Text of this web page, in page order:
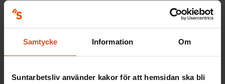
Samtycke Information Om
Suntarbetsliv använder kakor för att hemsidan ska bli
– Det är först när det finns balans mellan krav och resurser
som man har möjlighet att tillgodogöra sig utbildning.
Det säger Maria Nordin, som avslutar med att betona vikten
av att arbetsmiljöfrågorna förankras i ledningen, på den
stöd för den operativa personalen, ute i verksamheten.